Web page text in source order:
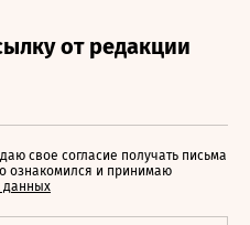
свое согласие получать письма
ознакомился и принимаю
данных